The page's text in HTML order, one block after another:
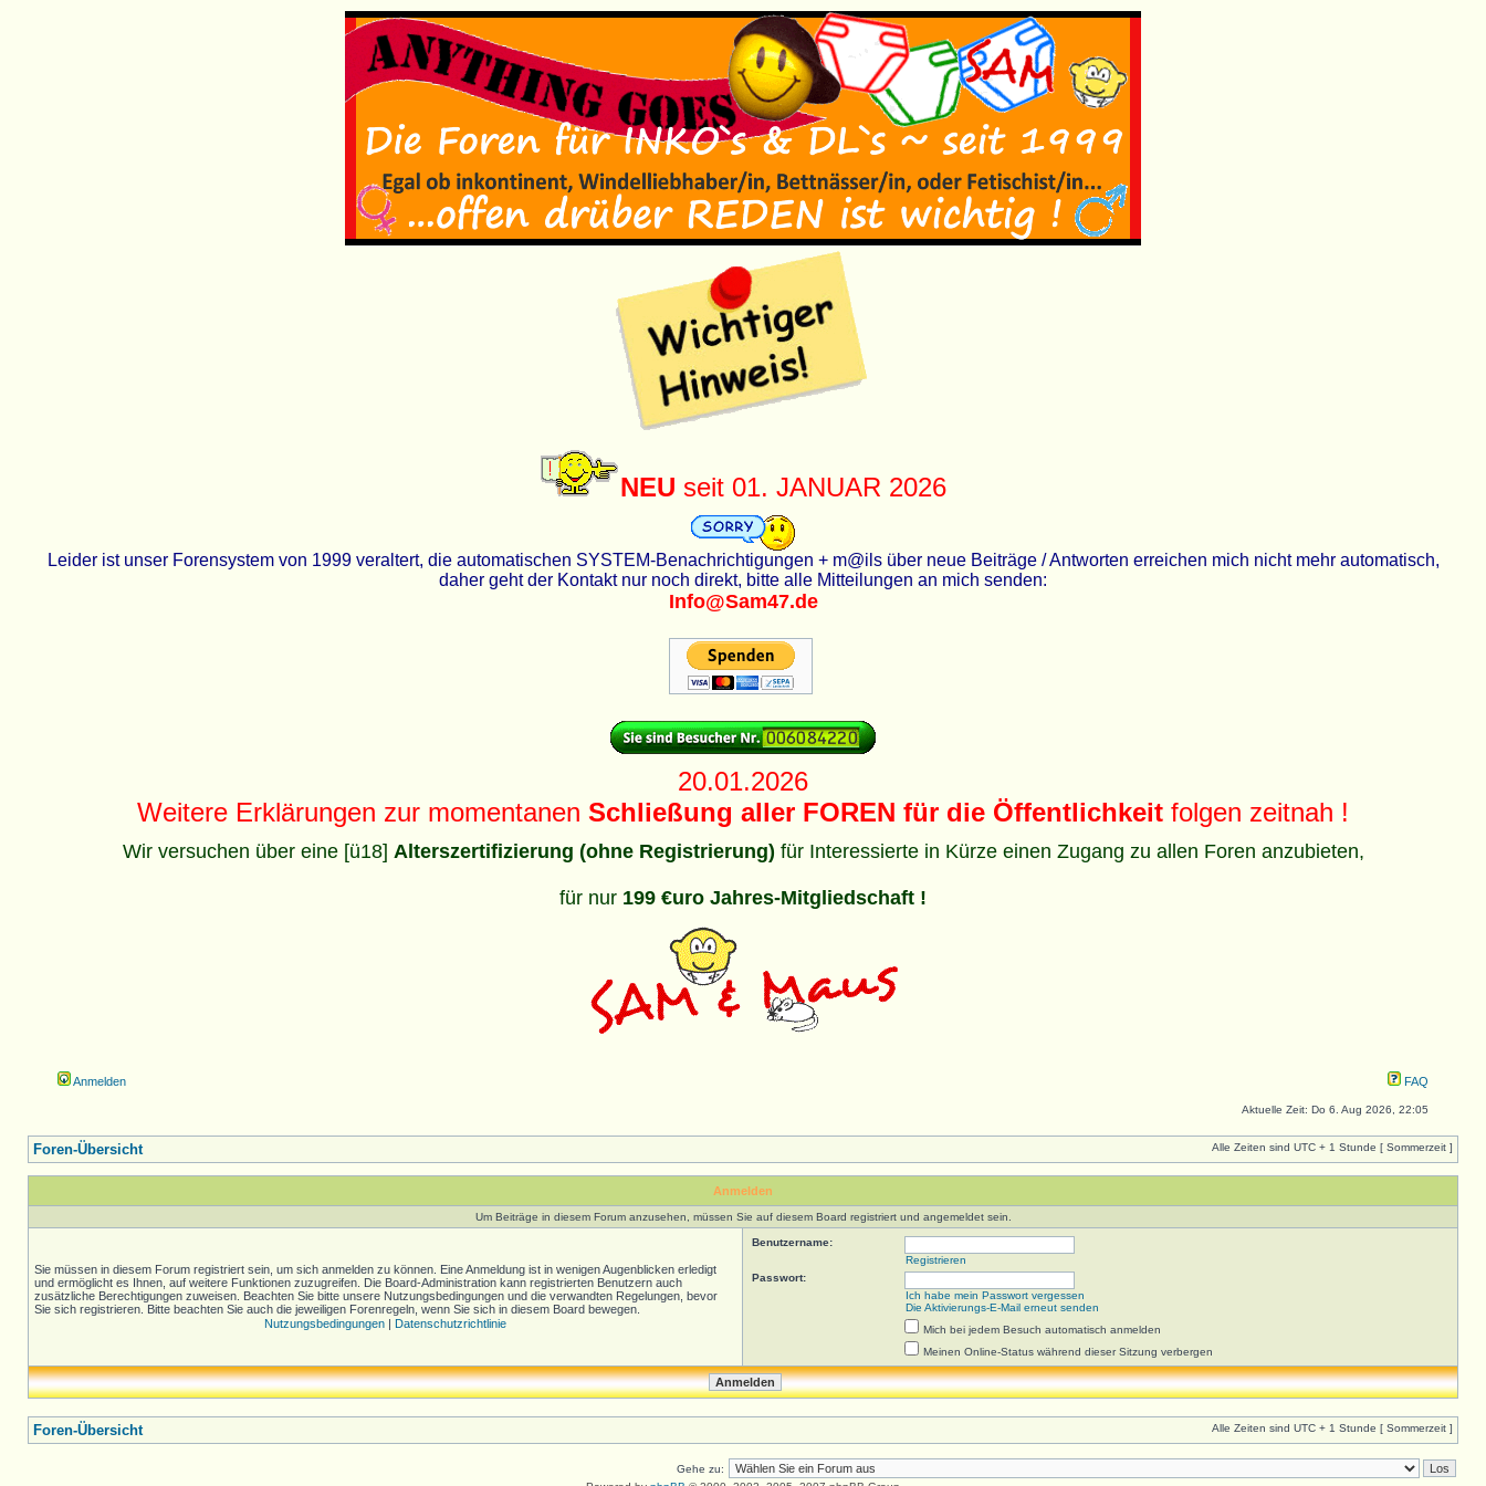
NEU seit 01. JANUAR 2026
Leider ist unser Forensystem von 1999 veraltert, die automatischen SYSTEM-Benachrichtigungen + m@ils über neue Beiträge / Antworten erreichen mich nicht mehr automatisch,
daher geht der Kontakt nur noch direkt, bitte alle Mitteilungen an mich senden:
Info@Sam47.de
20.01.2026
Weitere Erklärungen zur momentanen Schließung aller FOREN für die Öffentlichkeit folgen zeitnah !
Wir versuchen über eine [ü18] Alterszertifizierung (ohne Registrierung) für Interessierte in Kürze einen Zugang zu allen Foren anzubieten,
für nur 199 €uro Jahres-Mitgliedschaft !
Anmelden FAQ
Aktuelle Zeit: Do 6. Aug 2026, 22:05
Foren-Übersicht Alle Zeiten sind UTC + 1 Stunde [ Sommerzeit ]
Anmelden
Um Beiträge in diesem Forum anzusehen, müssen Sie auf diesem Board registriert und angemeldet sein.
Sie müssen in diesem Forum registriert sein, um sich anmelden zu können. Eine Anmeldung ist in wenigen Augenblicken erledigt
und ermöglicht es Ihnen, auf weitere Funktionen zuzugreifen. Die Board-Administration kann registrierten Benutzern auch
zusätzliche Berechtigungen zuweisen. Beachten Sie bitte unsere Nutzungsbedingungen und die verwandten Regelungen, bevor
Sie sich registrieren. Bitte beachten Sie auch die jeweiligen Forenregeln, wenn Sie sich in diesem Board bewegen.
Nutzungsbedingungen | Datenschutzrichtlinie
Benutzername:
Registrieren
Passwort:
Ich habe mein Passwort vergessen
Die Aktivierungs-E-Mail erneut senden
Mich bei jedem Besuch automatisch anmelden
Meinen Online-Status während dieser Sitzung verbergen
Foren-Übersicht Alle Zeiten sind UTC + 1 Stunde [ Sommerzeit ]
Gehe zu: